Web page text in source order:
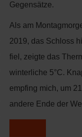
Gegensätze.
Als am
2019, das Schloss
fiel, zeigte das
winterliche 5°C.
empfing mich, um
andere Ende der